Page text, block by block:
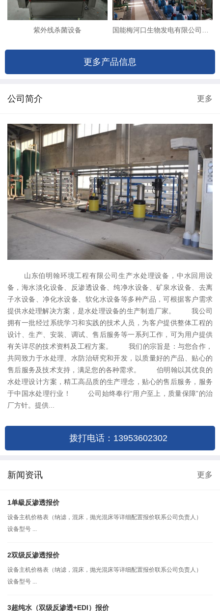
紫外线杀菌设备
更多产品信息
公司简介 更多
山东伯明翰环境工程有限公司生产水处理设备，中水回用设
备，海水淡化设备、反渗透设备、纯净水设备、矿泉水设备、去离
子水设备、净化水设备、软化水设备等多种产品，可根据客户需求
提供水处理解决方案，是水处理设备的生产制造厂家。 我公司
拥有一批经过系统学习和实践的技术人员，为客户提供整体工程的
设计、生产、安装、调试、售后服务等一系列工作，可为用户提供
有关详尽的技术资料及工程方案。 我们的宗旨是：与您合作，
共同致力于水处理、水防治研究和开发，以质量好的产品、贴心的
售后服务及技术支持，满足您的各种需求。 伯明翰以其优良的
水处理设计方案，精工高品质的生产理念，贴心的售后服务，服务
于中国水处理行业！ 公司始终奉行“用户至上，质量保障”的治
厂方针。提供...
拨打电话：13953602302
新闻资讯 更多
1单級反渗透报价
设备主机价格表（纳滤，混床，抛光混床等详细配置报价联系公司负责人）
设备型号 ...
2双级反渗透报价
设备主机价格表（纳滤，混床，抛光混床等详细配置报价联系公司负责人）
设备型号 ...
3超纯水（双级反渗透+EDI）报价